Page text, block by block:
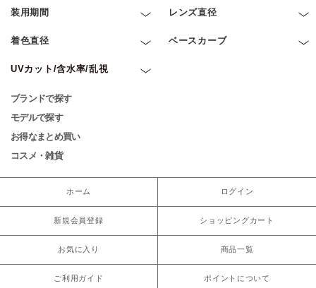
装用期間 レンズ直径
着色直径 ベースカーブ
UVカット/含水率/乱視
ブランドで探す
モデルで探す
お得なまとめ買い
コスメ・雑貨
ホーム ログイン
新規会員登録 ショッピングカート
お気に入り 商品一覧
ご利用ガイド ポイントについて